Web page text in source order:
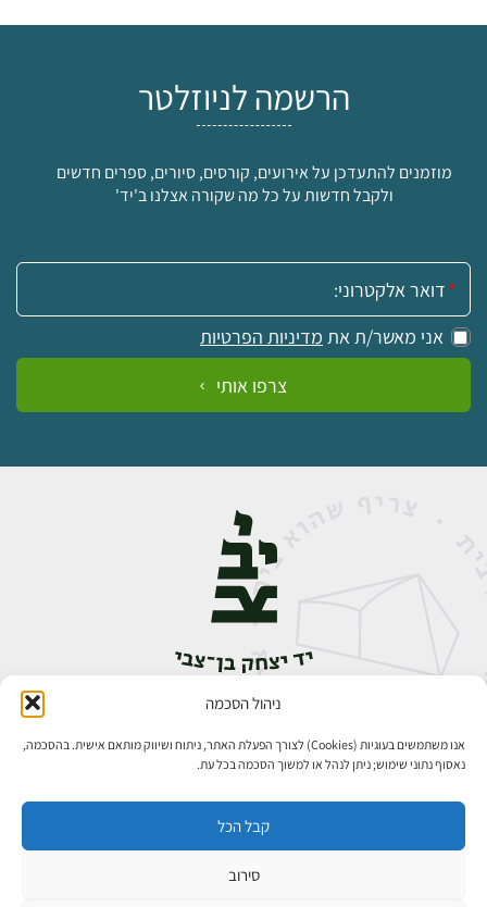
ניהול הסכמה
אנו משתמשים בעוגיות (Cookies) לצורך הפעלת האתר, ניתוח ושיווק מותאם אישית. בהסכמה,
נאסוף נתוני שימוש; ניתן לנהל או למשוך הסכמה בכל עת.
קבל הכל
סירוב
הרשמה לניוזלטר
מוזמנים להתעדכן על אירועים, קורסים, סיורים, ספרים חדשים
ולקבל חדשות על כל מה שקורה אצלנו ב'יד'
אימייל:
אני מאשר/ת את מדיניות הפרטיות
צרפו אותי
אבן גבירול 14, רחביה, ירושלים